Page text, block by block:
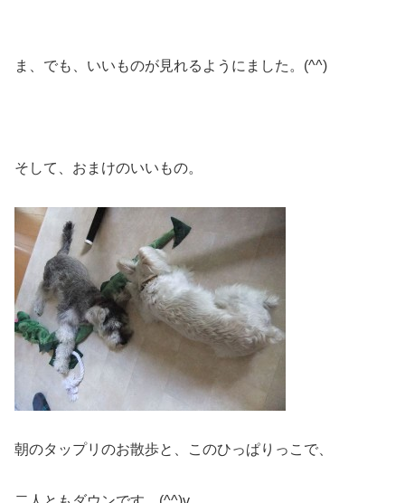
ま、でも、いいものが見れるようにました。(^^)
そして、おまけのいいもの。
朝のタップリのお散歩と、このひっぱりっこで、